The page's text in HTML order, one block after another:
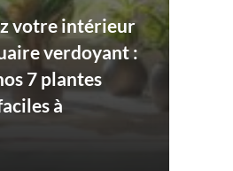
votre intérieur
verdoyant :
7 plantes
à